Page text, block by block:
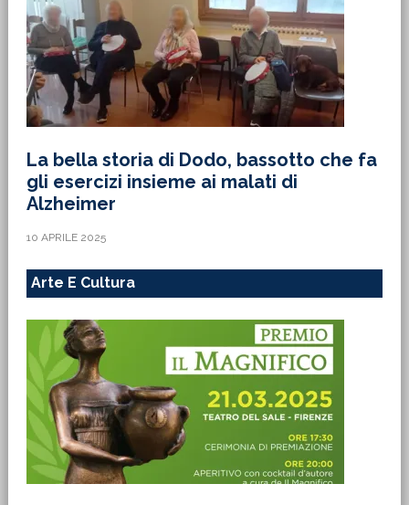
La bella storia di Dodo, bassotto che fa
gli esercizi insieme ai malati di
Alzheimer
10 APRILE 2025
Arte E Cultura